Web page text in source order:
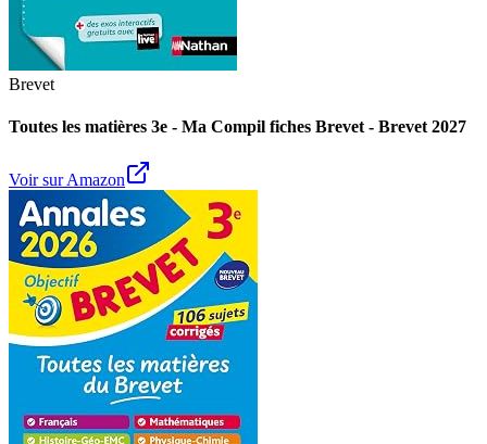
Brevet
Toutes les matières 3e - Ma Compil fiches Brevet - Brevet 2027
Voir sur Amazon